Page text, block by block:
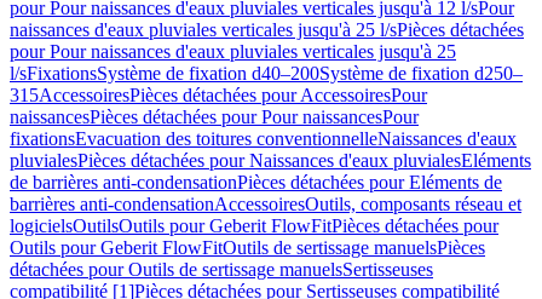
pour Pour naissances d'eaux pluviales verticales jusqu'à 12 l/sPour
naissances d'eaux pluviales verticales jusqu'à 25 l/sPièces détachées
pour Pour naissances d'eaux pluviales verticales jusqu'à 25
l/sFixationsSystème de fixation d40–200Système de fixation d250–
315AccessoiresPièces détachées pour AccessoiresPour
naissancesPièces détachées pour Pour naissancesPour
fixationsEvacuation des toitures conventionnelleNaissances d'eaux
pluvialesPièces détachées pour Naissances d'eaux pluvialesEléments
de barrières anti-condensationPièces détachées pour Eléments de
barrières anti-condensationAccessoiresOutils, composants réseau et
logicielsOutilsOutils pour Geberit FlowFitPièces détachées pour
Outils pour Geberit FlowFitOutils de sertissage manuelsPièces
détachées pour Outils de sertissage manuelsSertisseuses
compatibilité [1]Pièces détachées pour Sertisseuses compatibilité